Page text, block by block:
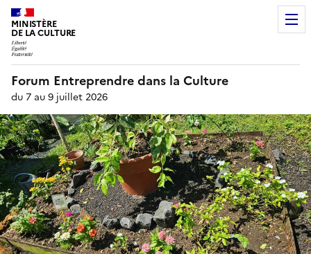
MINISTÈRE
DE LA CULTURE
Forum Entreprendre dans la Culture
du 7 au 9 juillet 2026